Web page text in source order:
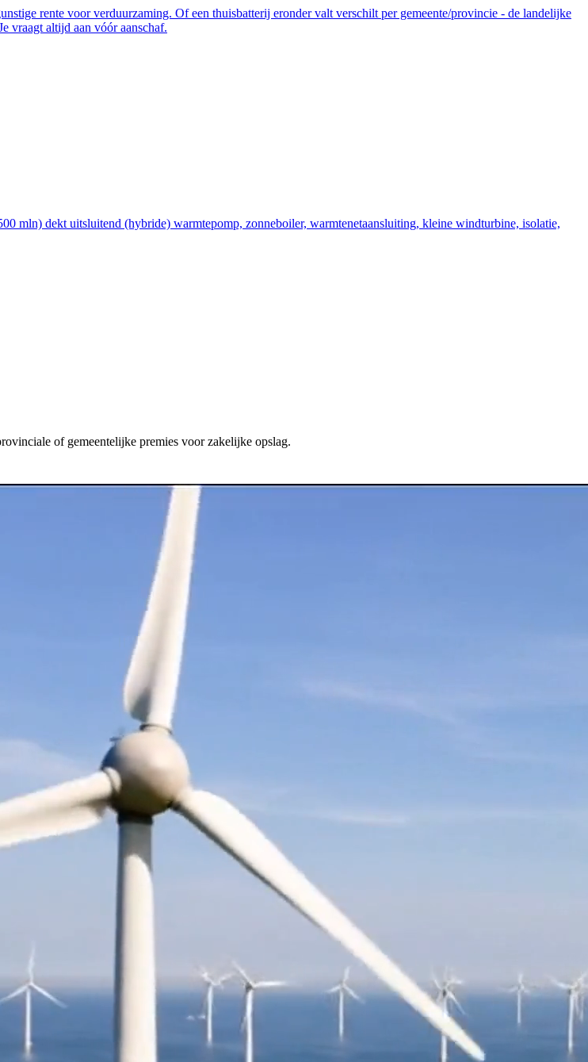
rente voor verduurzaming. Of een thuisbatterij eronder valt verschilt per gemeente/provincie - de landelijke
vraagt altijd aan vóór aanschaf.
mln) dekt uitsluitend (hybride) warmtepomp, zonneboiler, warmtenetaansluiting, kleine windturbine, isolatie,
of gemeentelijke premies voor zakelijke opslag.